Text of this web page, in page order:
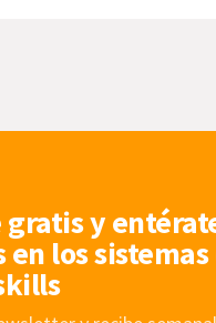
y
en los